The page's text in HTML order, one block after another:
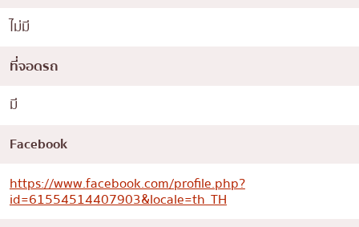
ไม่มี
ที่จอดรถ
มี
Facebook
https://www.facebook.com/profile.php?
id=61554514407903&locale=th_TH